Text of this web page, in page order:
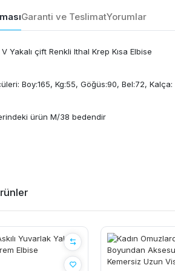
Garanti ve TeslimatYorumlar
V Yakalı çift Renkli Ithal Krep Kısa Elbise
Boy:165, Kg:55, Göğüs:90, Bel:72, Kalça:
ürün M/38 bedendir